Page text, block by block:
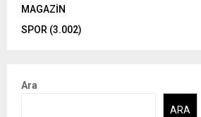
MAGAZİN
SPOR (3.002)
Ara
ARA